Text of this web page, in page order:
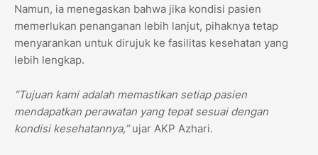
Namun, ia menegaskan bahwa jika kondisi pasien
memerlukan penanganan lebih lanjut, pihaknya tetap
menyarankan untuk dirujuk ke fasilitas kesehatan yang
lebih lengkap.
“Tujuan kami adalah memastikan setiap pasien
mendapatkan perawatan yang tepat sesuai dengan
kondisi kesehatannya,”ujar AKP Azhari.